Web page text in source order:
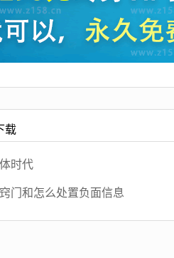
载
时代
门和怎么处置负面信息